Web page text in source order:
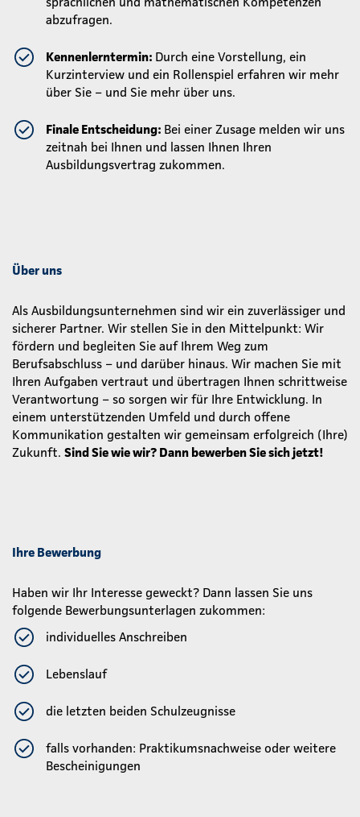
abzufragen.
Kennenlerntermin: Durch eine Vorstellung, ein
Kurzinterview und ein Rollenspiel erfahren wir mehr
über Sie – und Sie mehr über uns.
Finale Entscheidung: Bei einer Zusage melden wir uns
zeitnah bei Ihnen und lassen Ihnen Ihren
Ausbildungsvertrag zukommen.
Über uns
Als Ausbildungsunternehmen sind wir ein zuverlässiger und
sicherer Partner. Wir stellen Sie in den Mittelpunkt: Wir
fördern und begleiten Sie auf Ihrem Weg zum
Berufsabschluss – und darüber hinaus. Wir machen Sie mit
Ihren Aufgaben vertraut und übertragen Ihnen schrittweise
Verantwortung – so sorgen wir für Ihre Entwicklung. In
einem unterstützenden Umfeld und durch offene
Kommunikation gestalten wir gemeinsam erfolgreich (Ihre)
Zukunft. Sind Sie wie wir? Dann bewerben Sie sich jetzt!
Ihre Bewerbung
Haben wir Ihr Interesse geweckt? Dann lassen Sie uns
folgende Bewerbungsunterlagen zukommen:
individuelles Anschreiben
Lebenslauf
die letzten beiden Schulzeugnisse
falls vorhanden: Praktikumsnachweise oder weitere
Bescheinigungen